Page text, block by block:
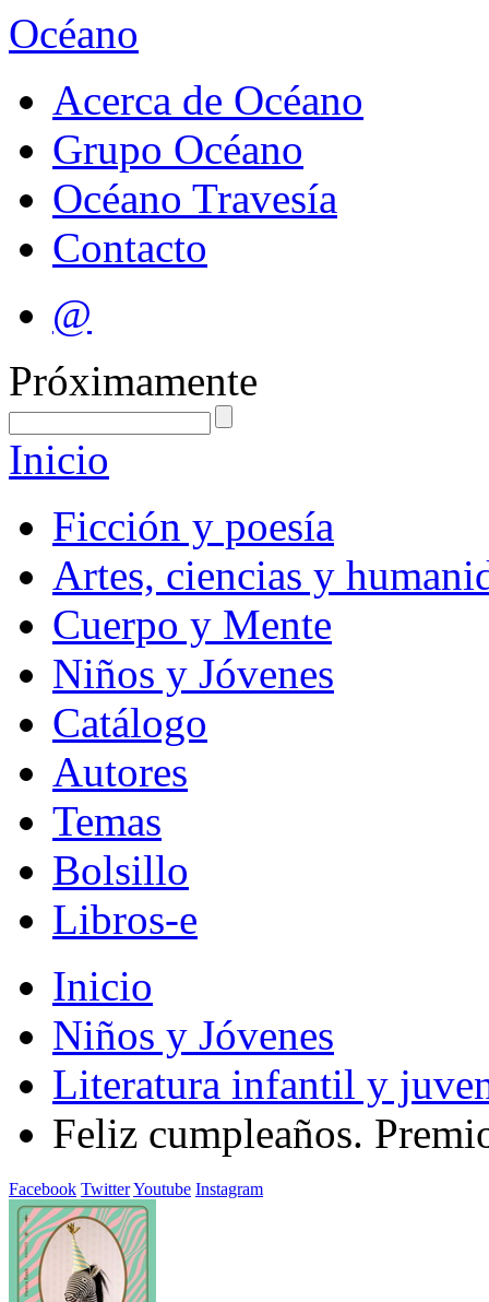
Océano
Acerca de Océano
Grupo Océano
Océano Travesía
Contacto
@
Próximamente
Inicio
Ficción y poesía
Artes, ciencias y
Cuerpo y Mente
Niños y Jóvenes
Catálogo
Autores
Temas
Bolsillo
Libros-e
Inicio
Niños y Jóvenes
Literatura infantil y
Feliz cumpleaños.
Facebook TwitterYoutube Instagram